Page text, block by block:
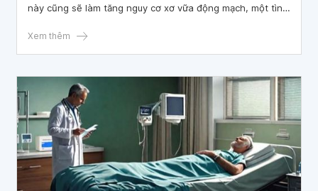
này cũng sẽ làm tăng nguy cơ xơ vữa động mạch, một tình
cản trở lưu lượng máu.
Xem thêm